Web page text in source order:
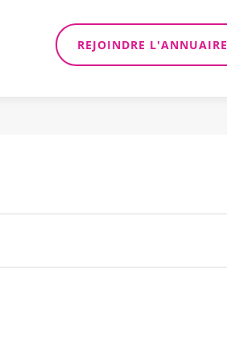
REJOINDRE L'ANNUAIRE